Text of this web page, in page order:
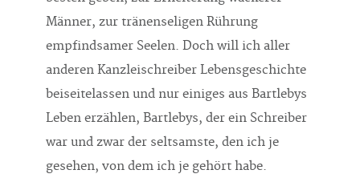
Männer, zur tränenseligen Rührung
empfindsamer Seelen. Doch will ich aller
anderen Kanzleischreiber Lebensgeschichte
beiseitelassen und nur einiges aus Bartlebys
Leben erzählen, Bartlebys, der ein Schreiber
war und zwar der seltsamste, den ich je
gesehen, von dem ich je gehört habe.